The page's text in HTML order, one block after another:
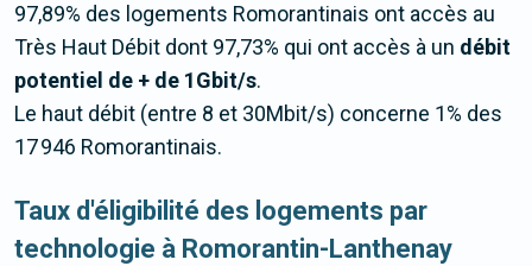
97,89% des logements Romorantinais ont accès au
Très Haut Débit dont 97,73% qui ont accès à un débit
potentiel de + de 1Gbit/s.
Le haut débit (entre 8 et 30Mbit/s) concerne 1% des
17 946 Romorantinais.
Taux d'éligibilité des logements par
technologie à Romorantin-Lanthenay